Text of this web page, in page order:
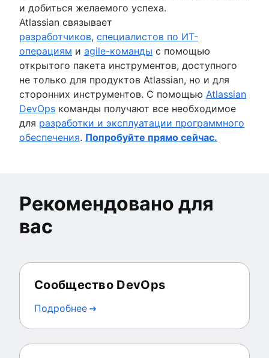
и добиться желаемого успеха.
Atlassian связывает
разработчиков, специалистов по ИТ-
операциям и agile-команды с помощью
открытого пакета инструментов, доступного
не только для продуктов Atlassian, но и для
сторонних инструментов. С помощью Atlassian
DevOps команды получают все необходимое
для разработки и эксплуатации программного
обеспечения. Попробуйте прямо сейчас.
Рекомендовано для
вас
Сообщество DevOps
Подробнее